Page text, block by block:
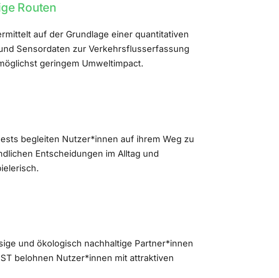
Routen
auf der Grundlage einer quantitativen
Sensordaten zur Verkehrsflusserfassung
geringem Umweltimpact.
begleiten Nutzer*innen auf ihrem Weg zu
Entscheidungen im Alltag und
und ökologisch nachhaltige Partner*innen
belohnen Nutzer*innen mit attraktiven